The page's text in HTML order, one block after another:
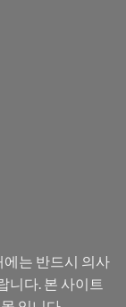
는 반드시 의사
니다. 본 사이트